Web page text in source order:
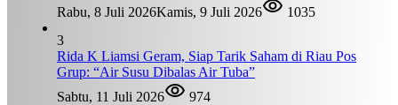
Rabu, 8 Juli 2026Kamis, 9 Juli 2026
1035
3
Rida K Liamsi Geram, Siap Tarik Saham di Riau Pos
Grup: “Air Susu Dibalas Air Tuba”
Sabtu, 11 Juli 2026
974